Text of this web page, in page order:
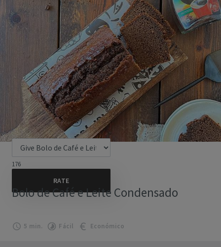
176
Bolo de Café e Leite Condensado
5 min. Fácil Económico